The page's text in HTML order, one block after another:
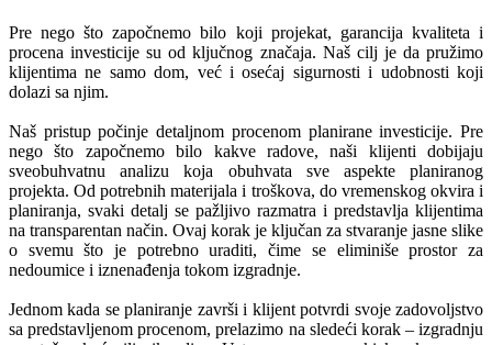
Pre nego što započnemo bilo koji projekat, garancija kvaliteta i
procena investicije su od ključnog značaja. Naš cilj je da pružimo
klijentima ne samo dom, već i osećaj sigurnosti i udobnosti koji
dolazi sa njim.
Naš pristup počinje detaljnom procenom planirane investicije. Pre
nego što započnemo bilo kakve radove, naši klijenti dobijaju
sveobuhvatnu analizu koja obuhvata sve aspekte planiranog
projekta. Od potrebnih materijala i troškova, do vremenskog okvira i
planiranja, svaki detalj se pažljivo razmatra i predstavlja klijentima
na transparentan način. Ovaj korak je ključan za stvaranje jasne slike
o svemu što je potrebno uraditi, čime se eliminiše prostor za
nedoumice i iznenađenja tokom izgradnje.
Jednom kada se planiranje završi i klijent potvrdi svoje zadovoljstvo
sa predstavljenom procenom, prelazimo na sledeći korak – izgradnju